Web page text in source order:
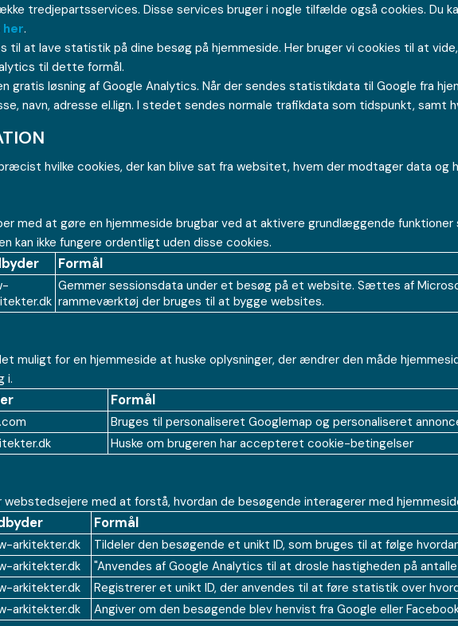
tredjepartsservices. Disse services bruger i nogle tilfælde også cookies. Du
her.
til at lave statistik på dine besøg på hjemmeside. Her bruger vi cookies til at
til dette formål.
gratis løsning af Google Analytics. Når der sendes statistikdata til Google fra
navn, adresse el.lign. I stedet sendes normale trafikdata som tidspunkt, samt
hvilke cookies, der kan blive sat fra websitet, hvem der modtager data og
med at gøre en hjemmeside brugbar ved at aktivere grundlæggende
kan ikke fungere ordentligt uden disse cookies.
Formål
Gemmer sessionsdata under et besøg på et website. Sættes af
rammeværktøj der bruges til at bygge websites.
muligt for en hjemmeside at huske oplysninger, der ændrer den måde
i.
Formål
Bruges til personaliseret Googlemap og personaliseret
Huske om brugeren har accepteret cookie-betingelser
med at forstå, hvordan de besøgende interagerer med
Formål
arkitekter.dk Tildeler den besøgende et unikt ID, som bruges til at følge
arkitekter.dk "Anvendes af Google Analytics til at drosle hastigheden på
arkitekter.dk Registrerer et unikt ID, der anvendes til at føre statistik over
arkitekter.dk Angiver om den besøgende blev henvist fra Google eller